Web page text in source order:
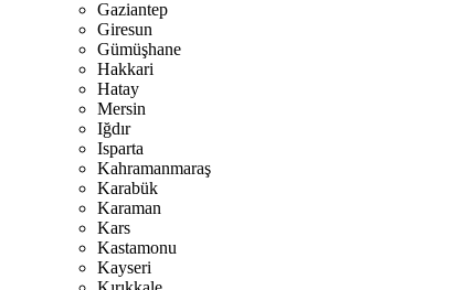
Gaziantep
Giresun
Gümüşhane
Hakkari
Hatay
Mersin
Iğdır
Isparta
Kahramanmaraş
Karabük
Karaman
Kars
Kastamonu
Kayseri